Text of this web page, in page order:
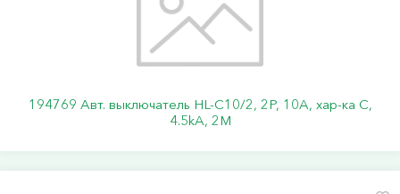
194769 Авт. выключатель HL-C10/2, 2P, 10A, хар-ка C,
4.5kA, 2M